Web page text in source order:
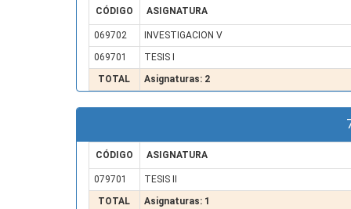
CÓDIGO ASIGNATURA
069702
INVESTIGACION V
069701
TESIS I
TOTAL
Asignaturas: 2
CÓDIGO ASIGNATURA
079701
TESIS II
TOTAL
Asignaturas: 1